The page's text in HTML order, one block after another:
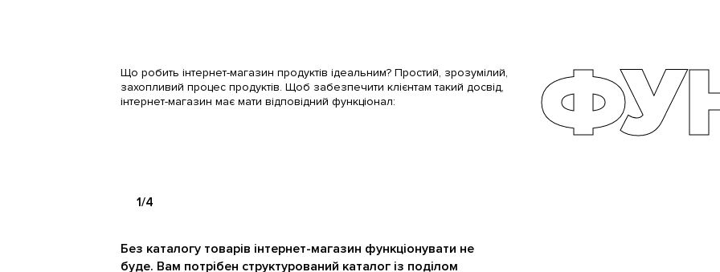
Що робить інтернет-магазин продуктів ідеальним? Простий, зрозумілий,
захопливий процес продуктів. Щоб забезпечити клієнтам такий досвід,
інтернет-магазин має мати відповідний функціонал:
1/4
Без каталогу товарів інтернет-магазин функціонувати не
буде. Вам потрібен структурований каталог із поділом